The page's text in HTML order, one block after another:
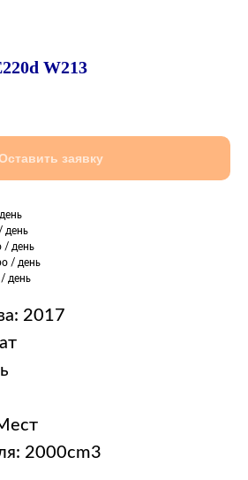
W213
заявку
день
/ день
/ день
/ день
2017
2000cm3